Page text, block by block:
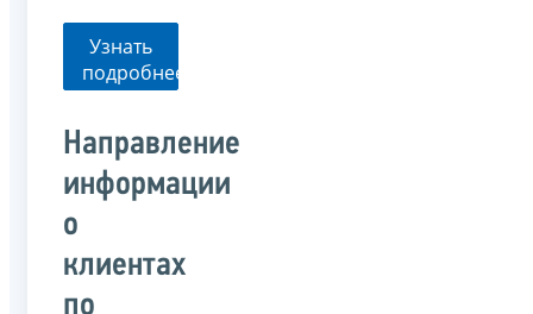
Узнать
подробнее
Направление
информации
о
клиентах
по